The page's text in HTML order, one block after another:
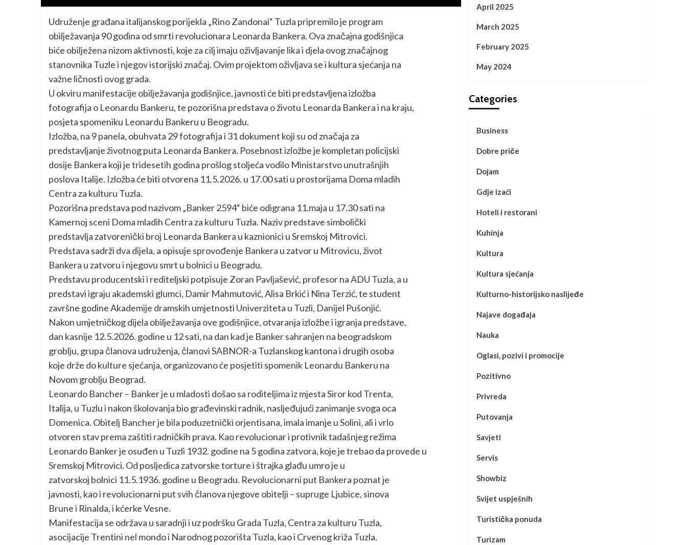
Udruženje građana italijanskog porijekla „Rino Zandonai“ Tuzla pripremilo je program
obilježavanja 90 godina od smrti revolucionara Leonarda Bankera. Ova značajna godišnjica
biće obilježena nizom aktivnosti, koje za cilj imaju oživljavanje lika i djela ovog značajnog
stanovnika Tuzle i njegov istorijski značaj. Ovim projektom oživljava se i kultura sjećanja na
važne ličnosti ovog grada.
U okviru manifestacije obilježavanja godišnjice, javnosti će biti predstavljena izložba
fotografija o Leonardu Bankeru, te pozorišna predstava o životu Leonarda Bankera i na kraju,
posjeta spomeniku Leonardu Bankeru u Beogradu.
Izložba, na 9 panela, obuhvata 29 fotografija i 31 dokument koji su od značaja za
predstavljanje životnog puta Leonarda Bankera. Posebnost izložbe je kompletan policijski
dosije Bankera koji je tridesetih godina prošlog stoljeća vodilo Ministarstvo unutrašnjih
poslova Italije. Izložba će biti otvorena 11.5.2026. u 17.00 sati u prostorijama Doma mladih
Centra za kulturu Tuzla.
Pozorišna predstava pod nazivom „Banker 2594“ biće odigrana 11.maja u 17.30 sati na
Kamernoj sceni Doma mladih Centra za kulturu Tuzla. Naziv predstave simbolički
predstavlja zatvorenički broj Leonarda Bankera u kaznionici u Sremskoj Mitrovici.
Predstava sadrži dva dijela, a opisuje sprovođenje Bankera u zatvor u Mitrovicu, život
Bankera u zatvoru i njegovu smrt u bolnici u Beogradu.
Predstavu producentski i rediteljski potpisuje Zoran Pavljašević, profesor na ADU Tuzla, a u
predstavi igraju akademski glumci, Damir Mahmutović, Alisa Brkić i Nina Terzić, te student
završne godine Akademije dramskih umjetnosti Univerziteta u Tuzli, Danijel Pušonjić.
Nakon umjetničkog dijela obilježavanja ove godišnjice, otvaranja izložbe i igranja predstave,
dan kasnije 12.5.2026. godine u 12 sati, na dan kad je Banker sahranjen na beogradskom
groblju, grupa članova udruženja, članovi SABNOR-a Tuzlanskog kantona i drugih osoba
koje drže do kulture sjećanja, organizovano će posjetiti spomenik Leonardu Bankeru na
Novom groblju Beograd.
Leonardo Bancher – Banker je u mladosti došao sa roditeljima iz mjesta Siror kod Trenta,
Italija, u Tuzlu i nakon školovanja bio građevinski radnik, nasljeđujući zanimanje svoga oca
Domenica. Obitelj Bancher je bila poduzetnički orjentisana, imala imanje u Solini, ali i vrlo
otvoren stav prema zaštiti radničkih prava. Kao revolucionar i protivnik tadašnjeg režima
Leonardo Banker je osuđen u Tuzli 1932. godine na 5 godina zatvora, koje je trebao da provede u
Sremskoj Mitrovici. Od posljedica zatvorske torture i štrajka glađu umro je u
zatvorskoj bolnici 11.5.1936. godine u Beogradu. Revolucionarni put Bankera poznat je
javnosti, kao i revolucionarni put svih članova njegove obitelji – supruge Ljubice, sinova
Brune i Rinalda, i kćerke Vesne.
Manifestacija se održava u saradnji i uz podršku Grada Tuzla, Centra za kulturu Tuzla,
asocijacije Trentini nel mondo i Narodnog pozorišta Tuzla, kao i Crvenog križa Tuzla.
April 2025
March 2025
February 2025
May 2024
Categories
Business
Dobre priče
Dojam
Gdje izaći
Hoteli i restorani
Kuhinja
Kultura
Kultura sjećanja
Kulturno-historijsko naslijeđe
Najave događaja
Nauka
Oglasi, pozivi i promocije
Pozitivno
Privreda
Putovanja
Savjeti
Servis
Showbiz
Svijet uspješnih
Turistička ponuda
Turizam